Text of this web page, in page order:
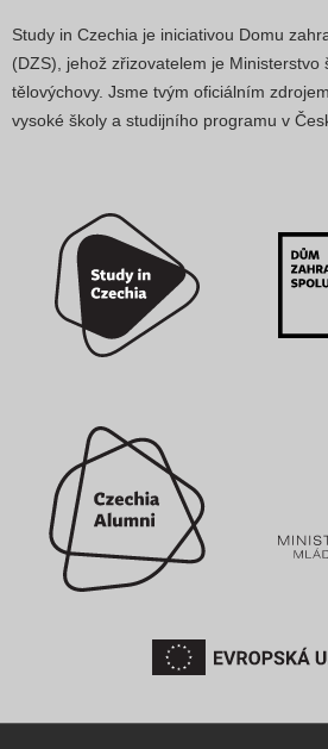
Study in Czechia je iniciativou Domu
(DZS), jehož zřizovatelem je Ministerstvo
tělovýchovy. Jsme tvým oficiálním
vysoké školy a studijního programu v